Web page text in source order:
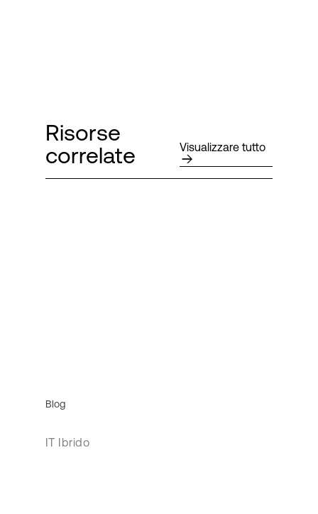
Risorse
correlate
Visualizzare tutto
Blog
IT Ibrido